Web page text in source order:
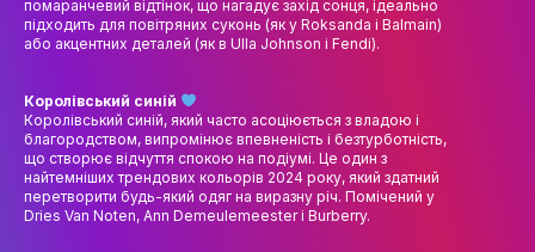
ВИДАВНИЧА ДІЯЛЬНІСТЬ
ПІДВИЩЕННЯ КВАЛІФІКАЦІЇ
ЯКІСТЬ ОСВІТИ
АКАДЕМІЧНА ДОБРОЧЕСНІСТЬ
помаранчевий відтінок, що нагадує захід сонця, ідеально
підходить для повітряних суконь (як у Roksanda і Balmain)
або акцентних деталей (як в Ulla Johnson і Fendi).
Королівський синій
Королівський синій, який часто асоціюється з владою і
благородством, випромінює впевненість і безтурботність,
що створює відчуття спокою на подіумі. Це один з
найтемніших трендових кольорів 2024 року, який здатний
перетворити будь-який одяг на виразну річ. Помічений у
Dries Van Noten, Ann Demeulemeester і Burberry.